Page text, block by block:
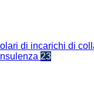
di incarichi di
23